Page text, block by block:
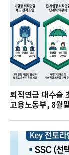
퇴직연금 대수술
고용노동부, 8월